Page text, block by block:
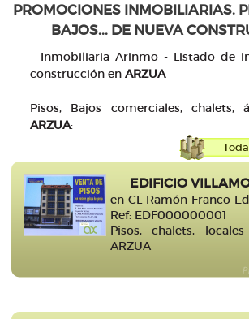
PROMOCIONES INMOBILIARIAS.
BAJOS... DE NUEVA
Inmobiliaria Arinmo - Listado de
construcción en ARZUA
Pisos, Bajos comerciales, chalets,
ARZUA:
EDIFICIO
en CL Ramón Franco-
Ref: EDF000000001
Pisos, chalets,
ARZUA